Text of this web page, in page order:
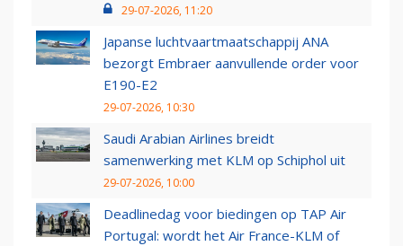
29-07-2026, 11:20
Japanse luchtvaartmaatschappij ANA
bezorgt Embraer aanvullende order voor
E190-E2
29-07-2026, 10:30
Saudi Arabian Airlines breidt
samenwerking met KLM op Schiphol uit
29-07-2026, 10:00
Deadlinedag voor biedingen op TAP Air
Portugal: wordt het Air France-KLM of